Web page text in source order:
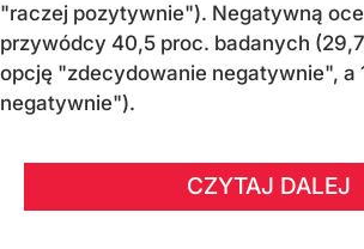
"raczej pozytywnie"). Negatywną
przywódcy 40,5 proc. badanych
opcję "zdecydowanie negatywnie", a
negatywnie").
CZYTAJ DALEJ